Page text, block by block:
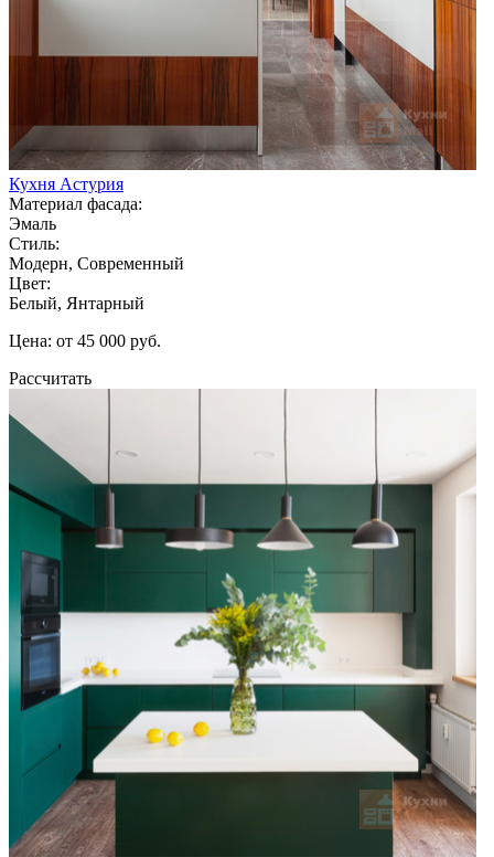
Кухня Астурия
Материал фасада:
Эмаль
Стиль:
Модерн, Современный
Цвет:
Белый, Янтарный
Цена: от 45 000 руб.
Рассчитать